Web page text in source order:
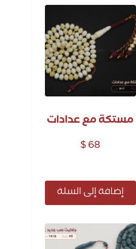
مستكة مع عدادات
$68
إضافة إلى السلة